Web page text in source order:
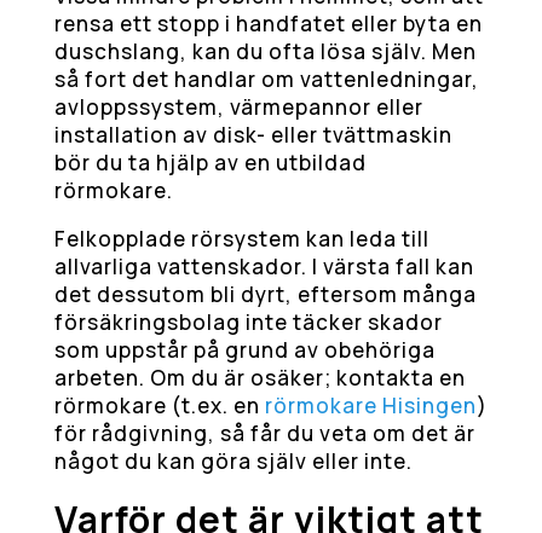
rensa ett stopp i handfatet eller byta en
duschslang, kan du ofta lösa själv. Men
så fort det handlar om vattenledningar,
avloppssystem, värmepannor eller
installation av disk- eller tvättmaskin
bör du ta hjälp av en utbildad
rörmokare.
Felkopplade rörsystem kan leda till
allvarliga vattenskador. I värsta fall kan
det dessutom bli dyrt, eftersom många
försäkringsbolag inte täcker skador
som uppstår på grund av obehöriga
arbeten. Om du är osäker; kontakta en
rörmokare (t.ex. en rörmokare Hisingen)
för rådgivning, så får du veta om det är
något du kan göra själv eller inte.
Varför det är viktigt att